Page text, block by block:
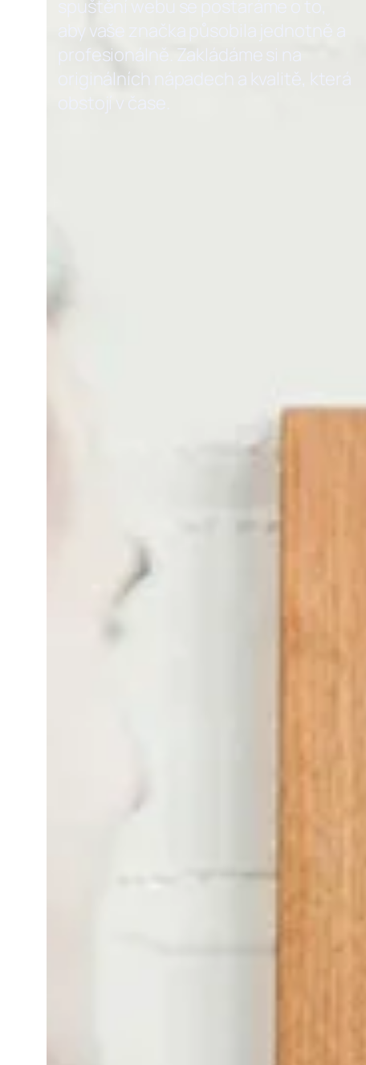
spuštění webu se postaráme o to,
aby vaše značka působila jednotně a
profesionálně. Zakládáme si na
originálních nápadech a kvalitě, která
obstojí v čase.